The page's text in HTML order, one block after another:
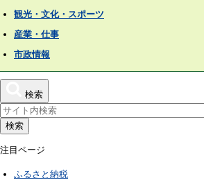
観光・文化・スポーツ
産業・仕事
市政情報
検索
検索
注目ページ
ふるさと納税